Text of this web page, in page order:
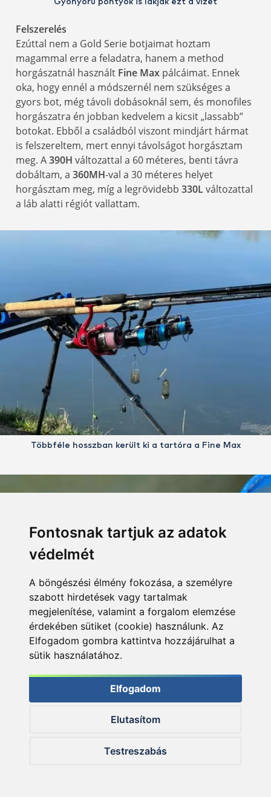
Fontosnak tartjuk az adatok
védelmét
A böngészési élmény fokozása, a személyre
szabott hirdetések vagy tartalmak
megjelenítése, valamint a forgalom elemzése
érdekében sütiket (cookie) használunk. Az
Elfogadom gombra kattintva hozzájárulhat a
sütik használatához.
Elfogadom
Elutasítom
Testreszabás
Gyönyörű pontyok is lakják ezt a vizet
Felszerelés
Ezúttal nem a Gold Serie botjaimat hoztam
magammal erre a feladatra, hanem a method
horgászatnál használt Fine Max pálcáimat. Ennek
oka, hogy ennél a módszernél nem szükséges a
gyors bot, még távoli dobásoknál sem, és monofiles
horgászatra én jobban kedvelem a kicsit „lassabb”
botokat. Ebből a családból viszont mindjárt hármat
is felszereltem, mert ennyi távolságot horgásztam
meg. A390H változattal a 60 méteres, benti távra
dobáltam, a 360MH-val a 30 méteres helyet
horgásztam meg, míg a legrövidebb 330Lváltozattal
a láb alatti régiót vallattam.
Többféle hosszban került ki a tartóra a Fine Max
A benti horgászathoz a 390H botot választottam